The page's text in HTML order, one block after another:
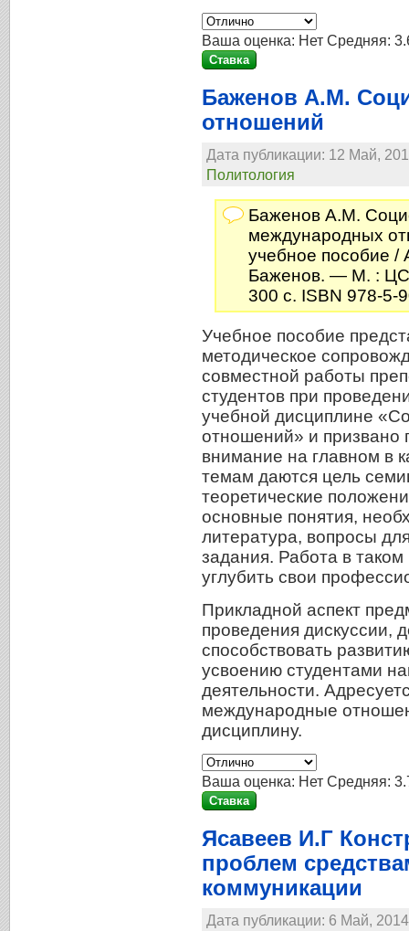
Ваша оценка: Нет Средняя:
Баженов А.М.
отношений
Дата публикации: 12 Май,
Политология
Баженов А.М.
международных
учебное пособие /
Баженов. — М. :
300 с. ISBN 978-5-
Учебное пособие
методическое
совместной работы
студентов при
учебной дисциплине
отношений» и призвано
внимание на главном в
темам даются цель
теоретические
основные понятия,
литература, вопросы
задания. Работа в
углубить свои
Прикладной аспект
проведения дискуссии,
способствовать
усвоению студентами
деятельности.
международные
дисциплину.
Ваша оценка: Нет Средняя:
Ясавеев И.Г
проблем
коммуникации
Дата публикации: 6 Май,